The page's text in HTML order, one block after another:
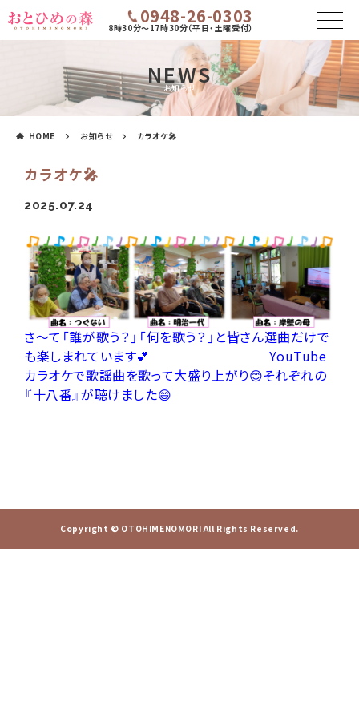
0948-26-0303
8時30分～17時30分（平日・土曜受付）
NEWS
お知らせ
HOME お知らせ カラオケ🎤
カラオケ🎤
2025.07.24
さ～て「誰が歌う？」「何を歌う？」と皆さん選曲だけで
も楽しまれています💕 YouTube
カラオケで歌謡曲を歌って大盛り上がり😊それぞれの
『十八番』が聴けました😄
Copyright © OTOHIMENOMORI All Rights Reserved.